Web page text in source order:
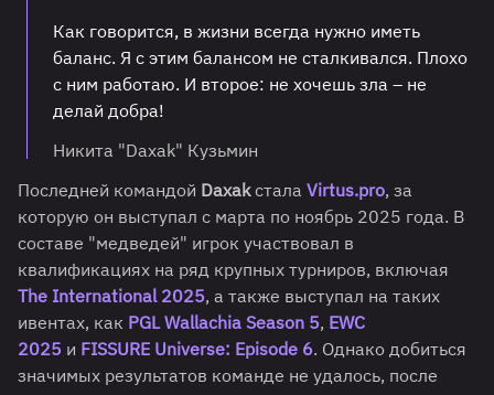
Как говорится, в жизни всегда нужно иметь
баланс. Я с этим балансом не сталкивался. Плохо
с ним работаю. И второе: не хочешь зла – не
делай добра!
Никита "Daxak" Кузьмин
Последней командой Daxakстала Virtus.pro, за
которую он выступал с марта по ноябрь 2025 года. В
составе "медведей" игрок участвовал в
квалификациях на ряд крупных турниров, включая
The International 2025, а также выступал на таких
ивентах, как PGL Wallachia Season 5, EWC
2025 и FISSURE Universe: Episode 6. Однако добиться
значимых результатов команде не удалось, после